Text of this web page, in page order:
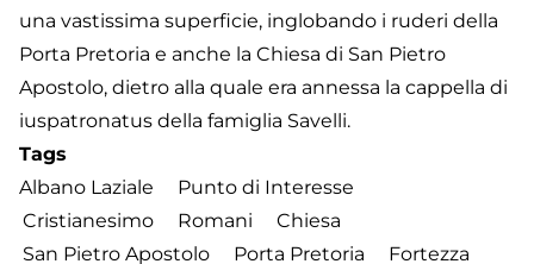
una vastissima superficie, inglobando i ruderi della
Porta Pretoria e anche la Chiesa di San Pietro
Apostolo, dietro alla quale era annessa la cappella di
iuspatronatus della famiglia Savelli.
Tags
Albano Laziale
Punto di Interesse
Cristianesimo
Romani
Chiesa
San Pietro Apostolo
Porta Pretoria Fortezza